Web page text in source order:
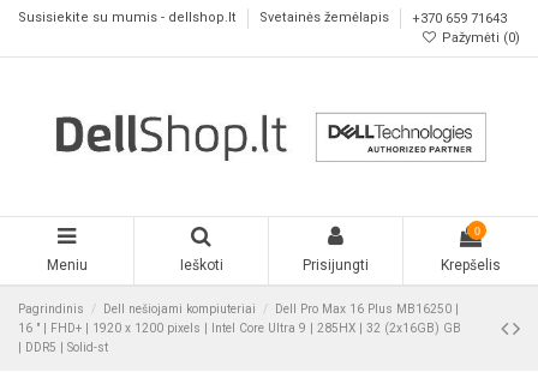
Susisiekite su mumis - dellshop.lt Svetainės žemėlapis
+370 659 71643
Pažymėti (0)
Meniu Ieškoti Prisijungti
0
Krepšelis
Pagrindinis Dell nešiojami kompiuteriai
Dell Pro Max 16 Plus MB16250 |
16 " | FHD+ | 1920 x 1200 pixels | Intel Core Ultra 9 | 285HX | 32 (2x16GB) GB
| DDR5 | Solid-st